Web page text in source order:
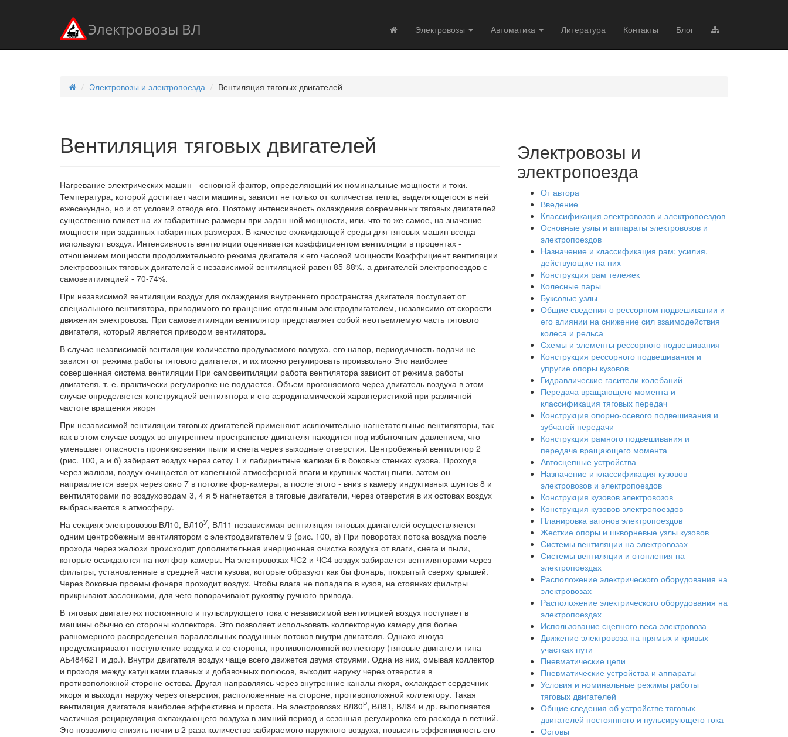
Электровозы ВЛ Электровозы Автоматика Литература Контакты Блог
Электровозы и электропоезда Вентиляция тяговых двигателей
Вентиляция тяговых двигателей
Нагревание электрических машин - основной фактор, определяющий их номинальные мощности и токи.
Температура, которой достигает части машины, зависит не только от количества тепла, выделяющегося в ней
ежесекундно, но и от условий отвода его. Поэтому интенсивность охлаждения современных тяговых двигателей
существенно влияет на их габаритные размеры при задан ной мощности, или, что то же самое, на значение
мощности при заданных габаритных размерах. В качестве охлаждающей среды для тяговых машин всегда
используют воздух. Интенсивность вентиляции оценивается коэффициентом вентиляции в процентах -
отношением мощности продолжительного режима двигателя к его часовой мощности Коэффициент вентиляции
электровозных тяговых двигателей с независимой вентиляцией равен 85-88%, а двигателей электропоездов с
самовеитиляцией - 70-74%.
При независимой вентиляции воздух для охлаждения внутреннего пространства двигателя поступает от
специального вентилятора, приводимого во вращение отдельным электродвигателем, независимо от скорости
движения электровоза. При самовеитиляции вентилятор представляет собой неотъемлемую часть тягового
двигателя, который является приводом вентилятора.
В случае независимой вентиляции количество продуваемого воздуха, его напор, периодичность подачи не
зависят от режима работы тягового двигателя, и их можно регулировать произвольно Это наиболее
совершенная система вентиляции При самовеитиляции работа вентилятора зависит от режима работы
двигателя, т. е. практически регулировке не поддается. Объем прогоняемого через двигатель воздуха в этом
случае определяется конструкцией вентилятора и его аэродинамической характеристикой при различной
частоте вращения якоря
При независимой вентиляции тяговых двигателей применяют исключительно нагнетательные вентиляторы, так
как в этом случае воздух во внутреннем пространстве двигателя находится под избыточным давлением, что
уменьшает опасность проникновения пыли и снега через выходные отверстия. Центробежный вентилятор 2
(рис. 100, а и б) забирает воздух через сетку 1 и лабиринтные жалюзи 6 в боковых стенках кузова. Проходя
через жалюзи, воздух очищается от капельной атмосферной влаги и крупных частиц пыли, затем он
направляется вверх через окно 7 в потолке фор-камеры, а после этого - вниз в камеру индуктивных шунтов 8 и
вентиляторами по воздуховодам 3, 4 я 5 нагнетается в тяговые двигатели, через отверстия в их остовах воздух
выбрасывается в атмосферу.
На секциях электровозов ВЛ10, ВЛ10У, ВЛ11 независимая вентиляция тяговых двигателей осуществляется
одним центробежным вентилятором с электродвигателем 9 (рис. 100, в) При поворотах потока воздуха после
прохода через жалюзи происходит дополнительная инерционная очистка воздуха от влаги, снега и пыли,
которые осаждаются на пол фор-камеры. На электровозах ЧС2 и ЧС4 воздух забирается вентиляторами через
фильтры, установленные в средней части кузова, которые образуют как бы фонарь, покрытый сверху крышей.
Через боковые проемы фонаря проходит воздух. Чтобы влага не попадала в кузов, на стоянках фильтры
прикрывают заслонками, для чего поворачивают рукоятку ручного привода.
В тяговых двигателях постоянного и пульсирующего тока с независимой вентиляцией воздух поступает в
машины обычно со стороны коллектора. Это позволяет использовать коллекторную камеру для более
равномерного распределения параллельных воздушных потоков внутри двигателя. Однако иногда
предусматривают поступление воздуха и со стороны, противоположной коллектору (тяговые двигатели типа
АЬ48462Т и др.). Внутри двигателя воздух чаще всего движется двумя струями. Одна из них, омывая коллектор
и проходя между катушками главных и добавочных полюсов, выходит наружу через отверстия в
противоположной стороне остова. Другая направляясь через внутренние каналы якоря, охлаждает сердечник
якоря и выходит наружу через отверстия, расположенные на стороне, противоположной коллектору. Такая
вентиляция двигателя наиболее эффективна и проста. На электровозах ВЛ80Р, ВЛ81, ВЛ84 и др. выполняется
частичная рециркуляция охлаждающего воздуха в зимний период и сезонная регулировка его расхода в летний.
Это позволило снизить почти в 2 раза количество забираемого наружного воздуха, повысить эффективность его
Электровозы и
электропоезда
От автора
Введение
Классификация электровозов и электропоездов
Основные узлы и аппараты электровозов и
электропоездов
Назначение и классификация рам; усилия,
действующие на них
Конструкция рам тележек
Колесные пары
Буксовые узлы
Общие сведения о рессорном подвешивании и
его влиянии на снижение сил взаимодействия
колеса и рельса
Схемы и элементы рессорного подвешивания
Конструкция рессорного подвешивания и
упругие опоры кузовов
Гидравлические гасители колебаний
Передача вращающего момента и
классификация тяговых передач
Конструкция опорно-осевого подвешивания и
зубчатой передачи
Конструкция рамного подвешивания и
передача вращающего момента
Автосцепные устройства
Назначение и классификация кузовов
электровозов и электропоездов
Конструкция кузовов электровозов
Конструкция кузовов электропоездов
Планировка вагонов электропоездов
Жесткие опоры и шкворневые узлы кузовов
Системы вентиляции на электровозах
Системы вентиляции и отопления на
электропоездах
Расположение электрического оборудования на
электровозах
Расположение электрического оборудования на
электропоездах
Использование сцепного веса электровоза
Движение электровоза на прямых и кривых
участках пути
Пневматические цепи
Пневматические устройства и аппараты
Условия и номинальные режимы работы
тяговых двигателей
Общие сведения об устройстве тяговых
двигателей постоянного и пульсирующего тока
Остовы